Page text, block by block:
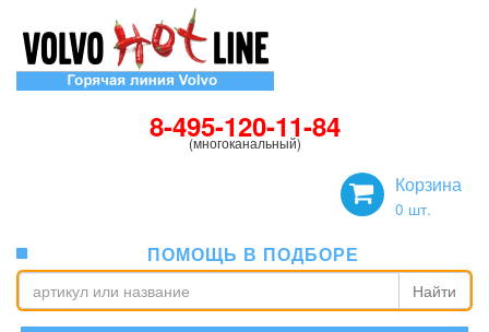
8-495-120-11-84
(многоканальный)
Корзина
0 шт.
ПОМОЩЬ В ПОДБОРЕ
Найти